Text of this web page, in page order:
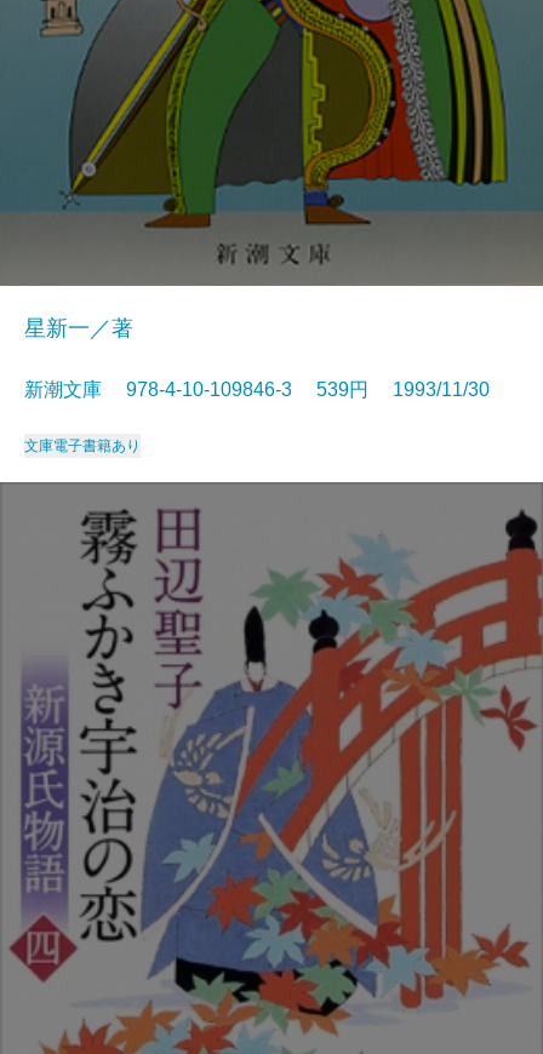
星新一／著
新潮文庫 978-4-10-109846-3 539円 1993/11/30
文庫電子書籍あり